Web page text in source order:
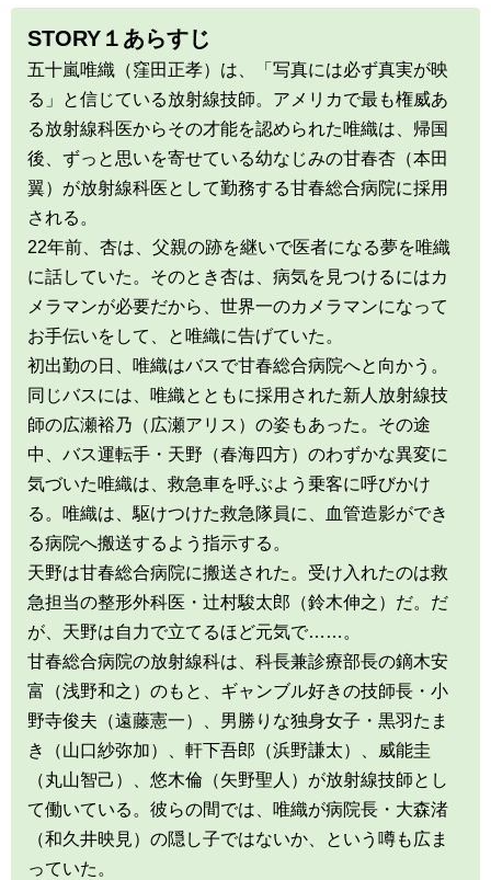
STORY１あらすじ
五十嵐唯織（窪田正孝）は、「写真には必ず真実が映
る」と信じている放射線技師。アメリカで最も権威あ
る放射線科医からその才能を認められた唯織は、帰国
後、ずっと思いを寄せている幼なじみの甘春杏（本田
翼）が放射線科医として勤務する甘春総合病院に採用
される。
22年前、杏は、父親の跡を継いで医者になる夢を唯織
に話していた。そのとき杏は、病気を見つけるにはカ
メラマンが必要だから、世界一のカメラマンになって
お手伝いをして、と唯織に告げていた。
初出勤の日、唯織はバスで甘春総合病院へと向かう。
同じバスには、唯織とともに採用された新人放射線技
師の広瀬裕乃（広瀬アリス）の姿もあった。その途
中、バス運転手・天野（春海四方）のわずかな異変に
気づいた唯織は、救急車を呼ぶよう乗客に呼びかけ
る。唯織は、駆けつけた救急隊員に、血管造影ができ
る病院へ搬送するよう指示する。
天野は甘春総合病院に搬送された。受け入れたのは救
急担当の整形外科医・辻村駿太郎（鈴木伸之）だ。だ
が、天野は自力で立てるほど元気で……。
甘春総合病院の放射線科は、科長兼診療部長の鏑木安
富（浅野和之）のもと、ギャンブル好きの技師長・小
野寺俊夫（遠藤憲一）、男勝りな独身女子・黒羽たま
き（山口紗弥加）、軒下吾郎（浜野謙太）、威能圭
（丸山智己）、悠木倫（矢野聖人）が放射線技師とし
て働いている。彼らの間では、唯織が病院長・大森渚
（和久井映見）の隠し子ではないか、という噂も広ま
っていた。